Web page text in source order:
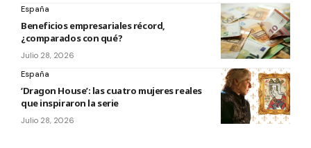
España
Beneficios empresariales récord,
¿comparados con qué?
Julio 28, 2026
España
‘Dragon House’: las cuatro mujeres reales
que inspiraron la serie
Julio 28, 2026